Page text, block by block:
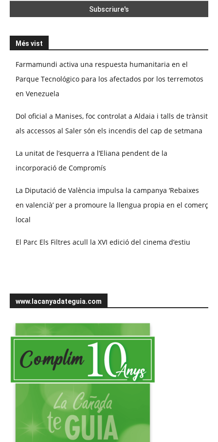
Més vist
Farmamundi activa una respuesta humanitaria en el
Parque Tecnológico para los afectados por los terremotos
en Venezuela
Dol oficial a Manises, foc controlat a Aldaia i talls de trànsit
als accessos al Saler són els incendis del cap de setmana
La unitat de l’esquerra a l’Eliana pendent de la
incorporació de Compromís
La Diputació de València impulsa la campanya ‘Rebaixes
en valencià’ per a promoure la llengua propia en el comerç
local
El Parc Els Filtres acull la XVI edició del cinema d’estiu
www.lacanyadateguia.com